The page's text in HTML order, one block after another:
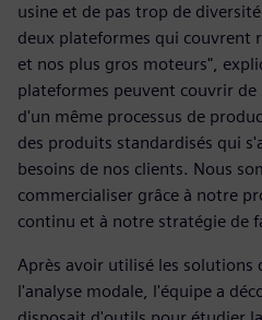
usine et de pas trop de
deux plateformes qui couvrent
et nos plus gros moteurs",
plateformes peuvent couvrir
d'un même processus de
des produits standardisés qui
besoins de nos clients. Nous
commercialiser grâce à notre
continu et à notre stratégie de
Après avoir utilisé les solutions
l'analyse modale, l'équipe a